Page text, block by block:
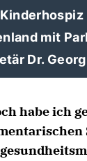
mit
Dr.
habe ich